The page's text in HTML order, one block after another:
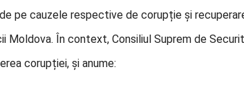
pe cauzele respective de corupție și
În context, Consiliul Suprem de
corupției, și anume: